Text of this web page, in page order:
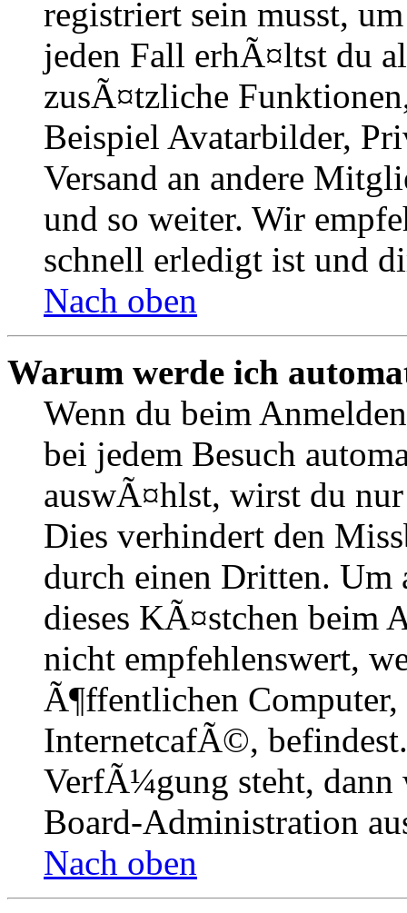
registriert sein musst,
jeden Fall erhÃ¤ltst du
zusÃ¤tzliche
Beispiel Avatarbilder,
Versand an andere
und so weiter. Wir
schnell erledigt ist und
Nach oben
Warum werde ich
Wenn du beim
bei jedem Besuch
auswÃ¤hlst, wirst du
Dies verhindert den
durch einen Dritten. Um
dieses KÃ¤stchen beim
nicht empfehlenswert,
Ã¶ffentlichen
InternetcafÃ©,
VerfÃ¼gung steht, dann
Board-Administration
Nach oben